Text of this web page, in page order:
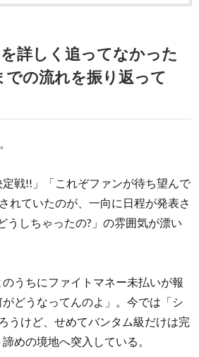
詳しく追ってなかった
での流れを振り返って
戦!!」「これぞファンが待ち望んで
れていたのが、一向に日程が発表さ
うしちゃったの?」の雰囲気が漂い
うちにファイトマネー未払いが報
どうなってんのよ」。今では「シ
うけど、せめてバンタム級だけは完
めの境地へ突入している。